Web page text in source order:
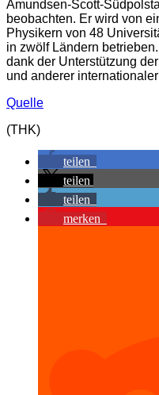
Amundsen-Scott-
beobachten. Er wird von
Physikern von 48
in zwölf Ländern
dank der Unterstützung
und anderer
Quelle
(THK)
teilen
teilen
teilen
merken